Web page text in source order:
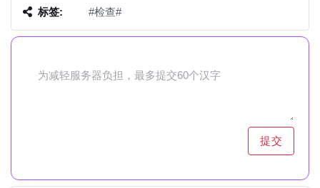
标签: #检查#
提交